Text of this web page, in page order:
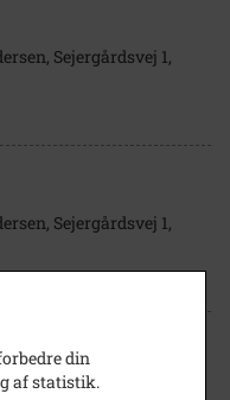
Sejergårdsvej 1,
Sejergårdsvej 1,
(læreren yderst t.v.)
din
af statistik.